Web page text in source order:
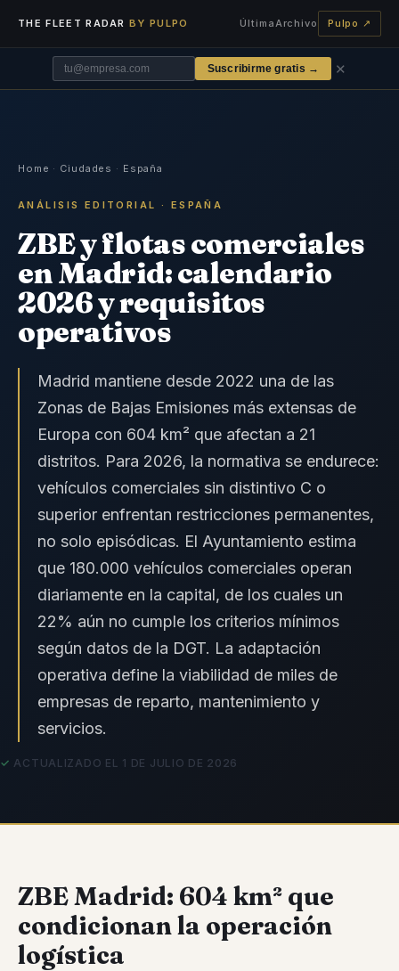
THE FLEET RADARBY PULPO ÚltimaArchivo Pulpo ↗
Suscribirme gratis → ✕
Home · Ciudades · España
ANÁLISIS EDITORIAL · ESPAÑA
ZBE y flotas comerciales
en Madrid: calendario
2026 y requisitos
operativos
Madrid mantiene desde 2022 una de las
Zonas de Bajas Emisiones más extensas de
Europa con 604 km² que afectan a 21
distritos. Para 2026, la normativa se endurece:
vehículos comerciales sin distintivo C o
superior enfrentan restricciones permanentes,
no solo episódicas. El Ayuntamiento estima
que 180.000 vehículos comerciales operan
diariamente en la capital, de los cuales un
22% aún no cumple los criterios mínimos
según datos de la DGT. La adaptación
operativa define la viabilidad de miles de
empresas de reparto, mantenimiento y
servicios.
ACTUALIZADO EL 1 DE JULIO DE 2026
ZBE Madrid: 604 km² que
condicionan la operación
logística